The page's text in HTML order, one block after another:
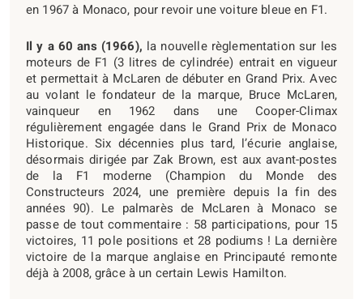
en 1967 à Monaco, pour revoir une voiture bleue en F1.
Il y a 60 ans (1966), la nouvelle règlementation sur les
moteurs de F1 (3 litres de cylindrée) entrait en vigueur
et permettait à McLaren de débuter en Grand Prix. Avec
au volant le fondateur de la marque, Bruce McLaren,
vainqueur en 1962 dans une Cooper-Climax
régulièrement engagée dans le Grand Prix de Monaco
Historique. Six décennies plus tard, l’écurie anglaise,
désormais dirigée par Zak Brown, est aux avant-postes
de la F1 moderne (Champion du Monde des
Constructeurs 2024, une première depuis la fin des
années 90). Le palmarès de McLaren à Monaco se
passe de tout commentaire : 58 participations, pour 15
victoires, 11 pole positions et 28 podiums ! La dernière
victoire de la marque anglaise en Principauté remonte
déjà à 2008, grâce à un certain Lewis Hamilton.